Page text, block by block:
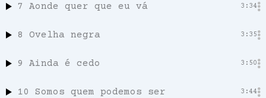
7 Aonde quer que eu vá 3:34
8 Ovelha negra 3:35
9 Ainda é cedo 3:50
10 Somos quem podemos ser 3:44